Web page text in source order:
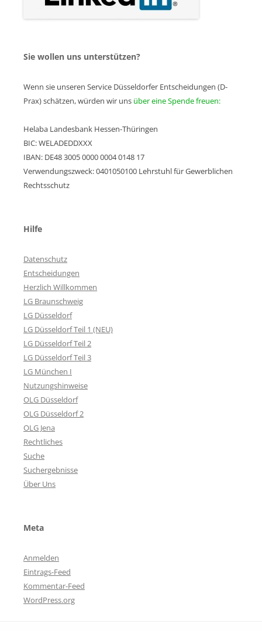
Sie wollen uns unterstützen?
Wenn sie unseren Service Düsseldorfer Entscheidungen (D-
Prax) schätzen, würden wir uns über eine Spende freuen:
Helaba Landesbank Hessen-Thüringen
BIC: WELADEDDXXX
IBAN: DE48 3005 0000 0004 0148 17
Verwendungszweck: 0401050100 Lehrstuhl für Gewerblichen
Rechtsschutz
Hilfe
Datenschutz
Entscheidungen
Herzlich Willkommen
LG Braunschweig
LG Düsseldorf
LG Düsseldorf Teil 1 (NEU)
LG Düsseldorf Teil 2
LG Düsseldorf Teil 3
LG München I
Nutzungshinweise
OLG Düsseldorf
OLG Düsseldorf 2
OLG Jena
Rechtliches
Suche
Suchergebnisse
Über Uns
Meta
Anmelden
Eintrags-Feed
Kommentar-Feed
WordPress.org